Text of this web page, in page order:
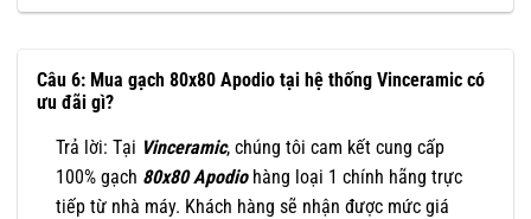
Câu 6: Mua gạch 80x80 Apodio tại hệ thống Vinceramic có
ưu đãi gì?
Trả lời: Tại Vinceramic, chúng tôi cam kết cung cấp
100% gạch 80x80 Apodiohàng loại 1 chính hãng trực
tiếp từ nhà máy. Khách hàng sẽ nhận được mức giá